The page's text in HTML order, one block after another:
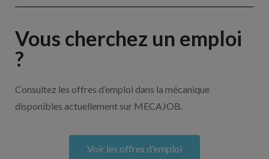
Vous cherchez un emploi
?
Consultez les offres d’emploi dans la mécanique
disponibles actuellement sur MECAJOB.
Voir les offres d'emploi